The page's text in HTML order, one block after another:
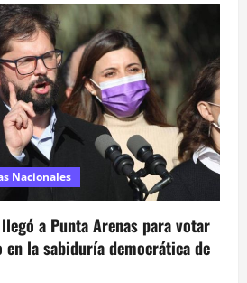
Nacionales
llegó a Punta Arenas para votar
la sabiduría democrática de